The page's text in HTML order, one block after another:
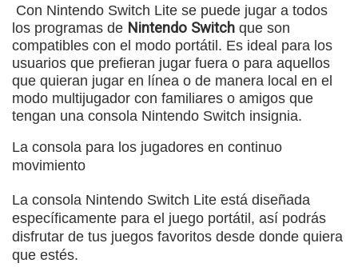
Con Nintendo Switch Lite se puede jugar a todos
los programas de Nintendo Switch que son
compatibles con el modo portátil. Es ideal para los
usuarios que prefieran jugar fuera o para aquellos
que quieran jugar en línea o de manera local en el
modo multijugador con familiares o amigos que
tengan una consola Nintendo Switch insignia.
La consola para los jugadores en continuo
movimiento
La consola Nintendo Switch Lite está diseñada
específicamente para el juego portátil, así podrás
disfrutar de tus juegos favoritos desde donde quiera
que estés.